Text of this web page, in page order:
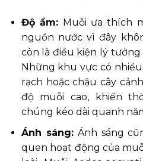
Độ ẩm: Muỗi ưa thích
nguồn nước vì đây
còn là điều kiện lý tưởng
Những khu vực có
rạch hoặc chậu cây
độ muỗi cao, khiến
chúng kéo dài quanh
Ánh sáng:Ánh sáng
quen hoạt động của